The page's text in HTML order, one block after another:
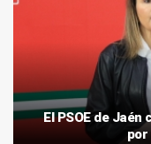
El PSOE de
por